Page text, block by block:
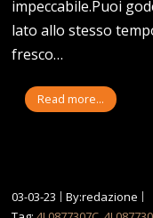
impeccabile.Puoi
lato allo stesso
fresco…
Read more...
03-03-23
By:redazione